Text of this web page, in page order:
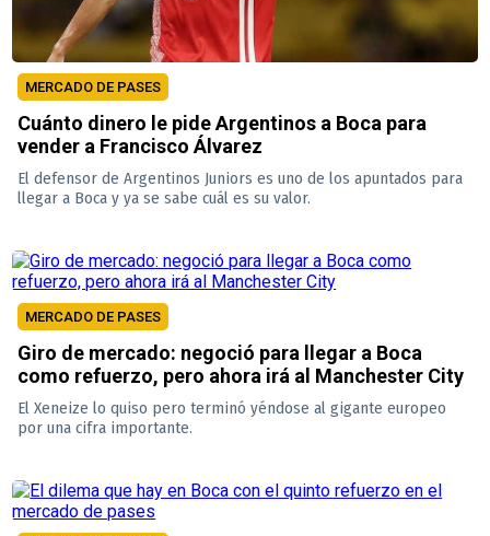
MERCADO DE PASES
Cuánto dinero le pide Argentinos a Boca para
vender a Francisco Álvarez
El defensor de Argentinos Juniors es uno de los apuntados para
llegar a Boca y ya se sabe cuál es su valor.
MERCADO DE PASES
Giro de mercado: negoció para llegar a Boca
como refuerzo, pero ahora irá al Manchester City
El Xeneize lo quiso pero terminó yéndose al gigante europeo
por una cifra importante.